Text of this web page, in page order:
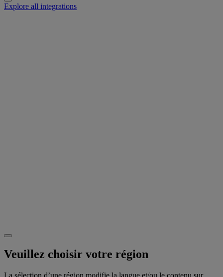
Explore all integrations
Veuillez choisir votre région
La sélection d’une région modifie la langue et/ou le contenu sur